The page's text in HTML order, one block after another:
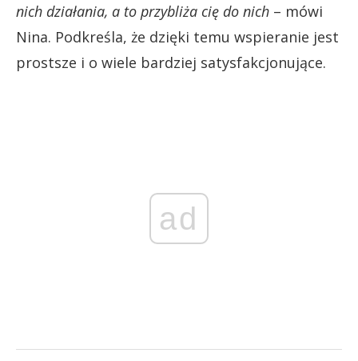
nich działania, a to przybliża cię do nich – mówi
Nina. Podkreśla, że dzięki temu wspieranie jest
prostsze i o wiele bardziej satysfakcjonujące.
ad